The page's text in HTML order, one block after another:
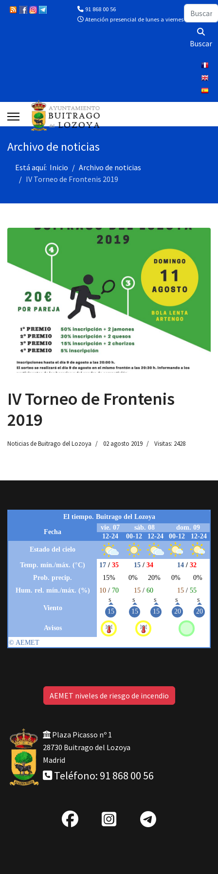
91 868 00 56
Atención presencial de lunes a viernes de 10:00 a
Buscar
Buscar
Archivo de noticias
Está aquí: Inicio
Archivo de noticias
IV Torneo de Frontenis 2019
IV Torneo de Frontenis
2019
Noticias de Buitrago del Lozoya 02 agosto 2019 Visitas: 2428
AEMET niveles de riesgo de incendio
Plaza Picasso nº 1
28730 Buitrago del Lozoya
Madrid
Teléfono: 91 868 00 56
fab
IG